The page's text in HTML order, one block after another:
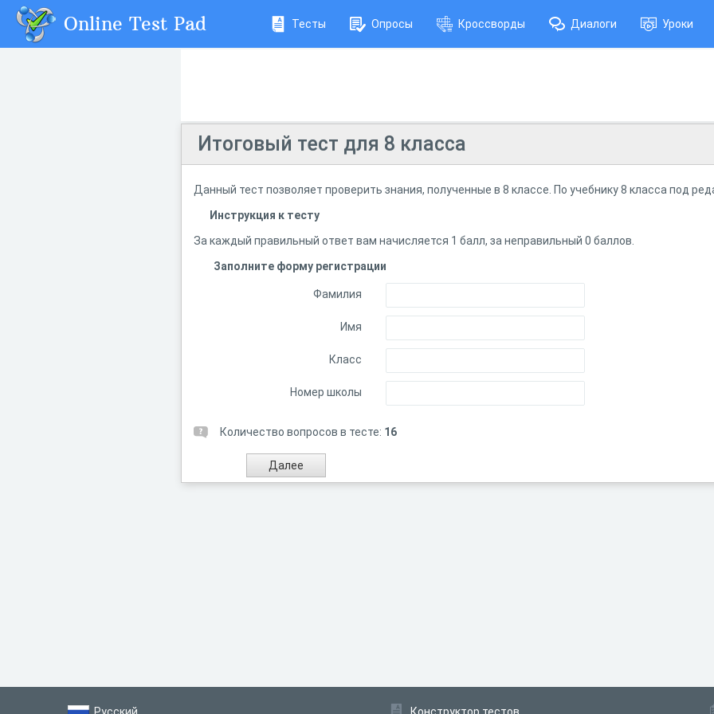
Online Test Pad Тесты Опросы Кроссворды Диалоги Уроки
Итоговый тест для 8 класса
Данный тест позволяет проверить знания, полученные в 8 классе. По учебнику 8 класса под
Инструкция к тесту
За каждый правильный ответ вам начисляется 1 балл, за неправильный 0 баллов.
Заполните форму регистрации
Фамилия
Имя
Класс
Номер школы
Количество вопросов в тесте: 16